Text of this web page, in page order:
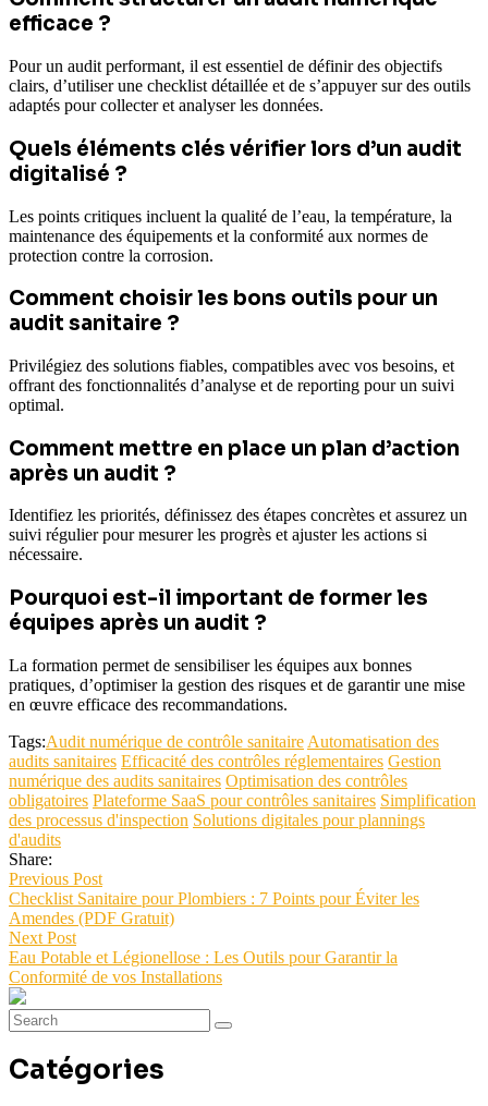
efficace ?
Pour un audit performant, il est essentiel de définir des objectifs
clairs, d’utiliser une checklist détaillée et de s’appuyer sur des outils
adaptés pour collecter et analyser les données.
Quels éléments clés vérifier lors d’un audit
digitalisé ?
Les points critiques incluent la qualité de l’eau, la température, la
maintenance des équipements et la conformité aux normes de
protection contre la corrosion.
Comment choisir les bons outils pour un
audit sanitaire ?
Privilégiez des solutions fiables, compatibles avec vos besoins, et
offrant des fonctionnalités d’analyse et de reporting pour un suivi
optimal.
Comment mettre en place un plan d’action
après un audit ?
Identifiez les priorités, définissez des étapes concrètes et assurez un
suivi régulier pour mesurer les progrès et ajuster les actions si
nécessaire.
Pourquoi est-il important de former les
équipes après un audit ?
La formation permet de sensibiliser les équipes aux bonnes
pratiques, d’optimiser la gestion des risques et de garantir une mise
en œuvre efficace des recommandations.
Tags:Audit numérique de contrôle sanitaire Automatisation des
audits sanitaires Efficacité des contrôles réglementaires Gestion
numérique des audits sanitaires Optimisation des contrôles
obligatoires Plateforme SaaS pour contrôles sanitaires Simplification
des processus d'inspection Solutions digitales pour plannings
d'audits
Share:
Previous Post
Checklist Sanitaire pour Plombiers : 7 Points pour Éviter les
Amendes (PDF Gratuit)
Next Post
Eau Potable et Légionellose : Les Outils pour Garantir la
Conformité de vos Installations
Catégories